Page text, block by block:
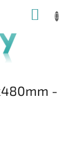
KOŠÍK
-